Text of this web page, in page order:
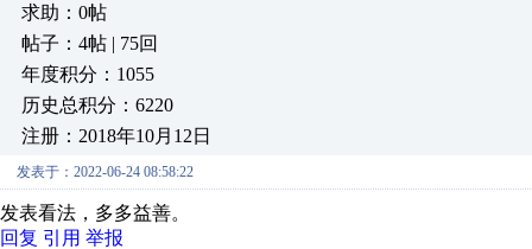
求助：0帖
帖子：4帖 | 75回
年度积分：1055
历史总积分：6220
注册：2018年10月12日
发表于：2022-06-24 08:58:22
发表看法，多多益善。
回复 引用 举报